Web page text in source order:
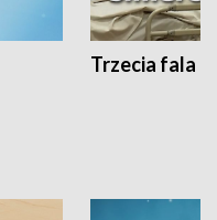
Trzecia fala -